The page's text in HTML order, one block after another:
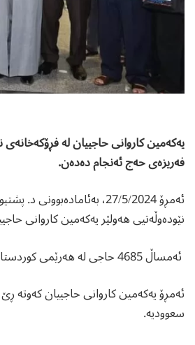
فەریزەی حەج ئەنجام دەدەن.
ئەمڕۆ 27/5/2024،
نێودەوڵەتیی هەولێر یەکەمین کاروانی
ئەمساڵ 4685 حاجی لە هەرێمی کوردستان لەڕێگەی ئاسمانی و وشکانی، گەشت بۆ وڵاتی سعوودیە دەکەن.
سعوودیە.